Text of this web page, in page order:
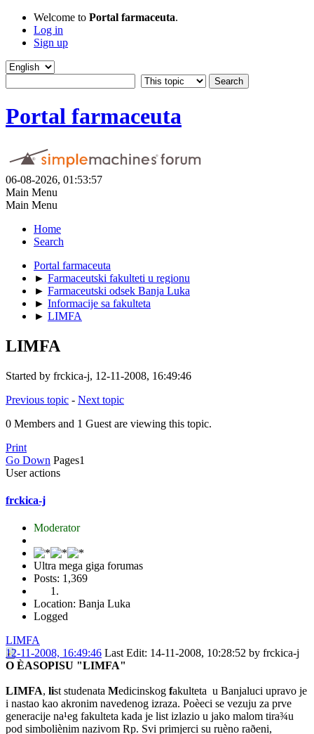
Welcome to Portal farmaceuta.
Log in
Sign up
Portal farmaceuta
06-08-2026, 01:53:57
Main Menu
Main Menu
Home
Search
Portal farmaceuta
► Farmaceutski fakulteti u regionu
► Farmaceutski odsek Banja Luka
► Informacije sa fakulteta
► LIMFA
LIMFA
Started by frckica-j, 12-11-2008, 16:49:46
Previous topic - Next topic
0 Members and 1 Guest are viewing this topic.
Print
Go Down Pages1
User actions
frckica-j
Moderator
Ultra mega giga forumas
Posts: 1,369
Location: Banja Luka
Logged
LIMFA
12-11-2008, 16:49:46 Last Edit: 14-11-2008, 10:28:52 by frckica-j
O ÈASOPISU "LIMFA"
LIMFA, list studenata Medicinskog fakulteta u Banjaluci upravo je
i nastao kao akronim navedenog izraza. Poèeci se vezuju za prve
generacije na¹eg fakulteta kada je list izlazio u jako malom tira¾u
pod simboliènim nazivom Rp. Svi primjerci su ruèno raðeni,